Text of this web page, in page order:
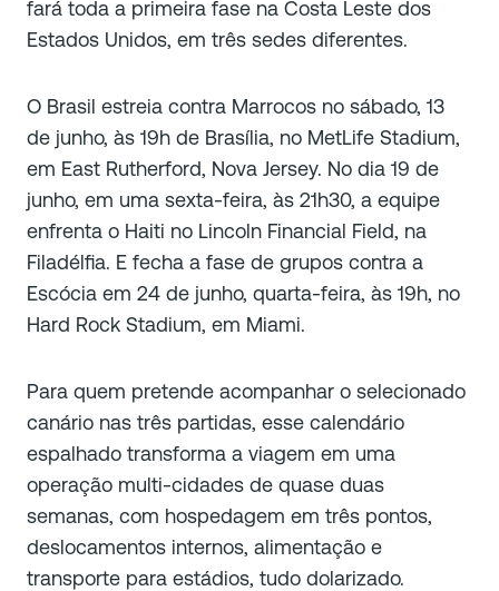
fará toda a primeira fase na Costa Leste dos
Estados Unidos, em três sedes diferentes.
O Brasil estreia contra Marrocos no sábado, 13
de junho, às 19h de Brasília, no MetLife Stadium,
em East Rutherford, Nova Jersey. No dia 19 de
junho, em uma sexta-feira, às 21h30, a equipe
enfrenta o Haiti no Lincoln Financial Field, na
Filadélfia. E fecha a fase de grupos contra a
Escócia em 24 de junho, quarta-feira, às 19h, no
Hard Rock Stadium, em Miami.
Para quem pretende acompanhar o selecionado
canário nas três partidas, esse calendário
espalhado transforma a viagem em uma
operação multi-cidades de quase duas
semanas, com hospedagem em três pontos,
deslocamentos internos, alimentação e
transporte para estádios, tudo dolarizado.